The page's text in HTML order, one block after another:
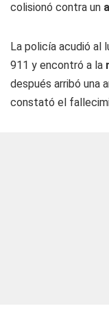
colisionó contra un
La policía acudió al
911 y encontró a la
después arribó una
constató el